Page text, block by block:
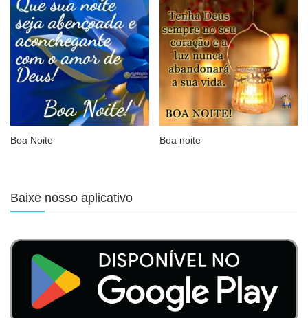
Boa Noite Boa noite
Baixe nosso aplicativo